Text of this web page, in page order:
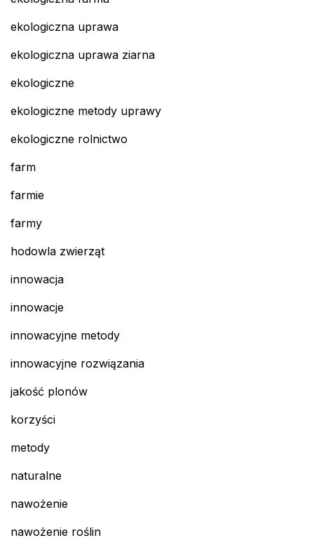
ekologiczna uprawa
ekologiczna uprawa ziarna
ekologiczne
ekologiczne metody uprawy
ekologiczne rolnictwo
farm
farmie
farmy
hodowla zwierząt
innowacja
innowacje
innowacyjne metody
innowacyjne rozwiązania
jakość plonów
korzyści
metody
naturalne
nawożenie
nawożenie roślin